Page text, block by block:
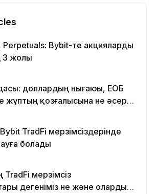
Perpetuals: Bybit-те акцияларды
3 жолы
доллардың нығаюы, ЕОБ
жұптың қозғалысына не әсер
TradFi мерзімсіздерінде
болады
мерзімсіз
дегеніміз не және оларды